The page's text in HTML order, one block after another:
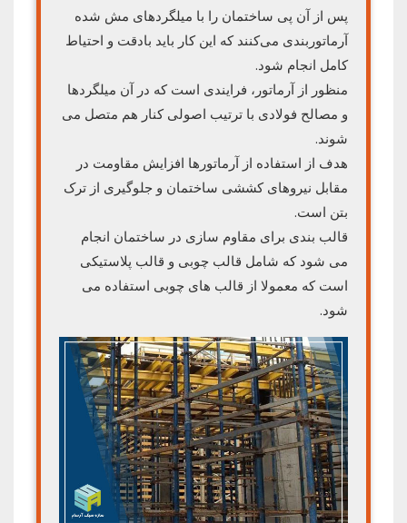
پس از آن پی ساختمان را با میلگردهای مش شده
آرماتوربندی می‌کنند که این کار باید بادقت و احتیاط
کامل انجام شود.
منظور از آرماتور، فرایندی است که در آن میلگردها
و مصالح فولادی با ترتیب اصولی کنار هم متصل می
شوند.
هدف از استفاده از آرماتورها افزایش مقاومت در
مقابل نیروهای کششی ساختمان و جلوگیری از ترک
بتن است.
قالب بندی برای مقاوم سازی در ساختمان انجام
می شود که شامل قالب چوبی و قالب پلاستیکی
است که معمولا از قالب های چوبی استفاده می
شود.